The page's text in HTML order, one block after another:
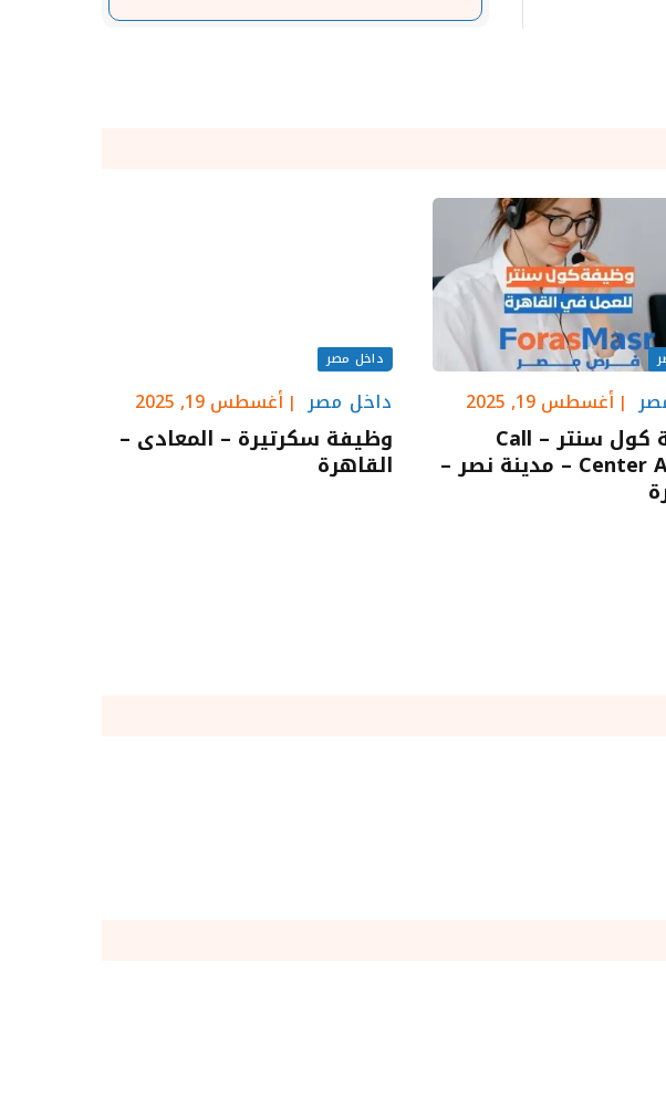
أغسطس 19, 2025
وظيفة كول سنتر – Call
Center Agents – مدينة نصر –
داخل مصر
داخل مصر أغسطس 19, 2025
وظيفة سكرتيرة – المعادى –
القاهرة